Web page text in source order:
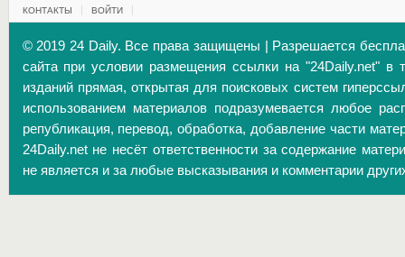
КОНТАКТЫ ВОЙТИ
© 2019 24 Daily. Все права защищены | Разрешается
сайта при условии размещения ссылки на "24Daily.net" в
изданий прямая, открытая для поисковых систем
использованием материалов подразумевается любое
републикация, перевод, обработка, добавление части
24Daily.net не несёт ответственности за содержание
не является и за любые высказывания и комментарии